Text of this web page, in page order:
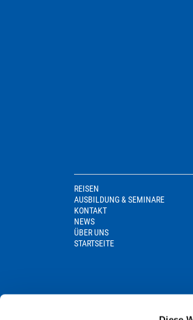
REISEN
AUSBILDUNG & SEMINARE
KONTAKT
NEWS
ÜBER UNS
STARTSEITE